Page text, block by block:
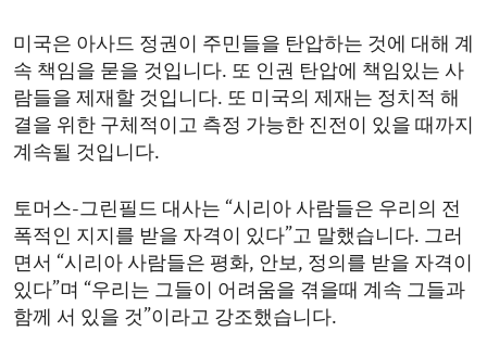
미국은 아사드 정권이 주민들을 탄압하는 것에 대해 계
속 책임을 묻을 것입니다. 또 인권 탄압에 책임있는 사
람들을 제재할 것입니다. 또 미국의 제재는 정치적 해
결을 위한 구체적이고 측정 가능한 진전이 있을 때까지
계속될 것입니다.
토머스-그린필드 대사는 “시리아 사람들은 우리의 전
폭적인 지지를 받을 자격이 있다”고 말했습니다. 그러
면서 “시리아 사람들은 평화, 안보, 정의를 받을 자격이
있다”며 “우리는 그들이 어려움을 겪을때 계속 그들과
함께 서 있을 것”이라고 강조했습니다.